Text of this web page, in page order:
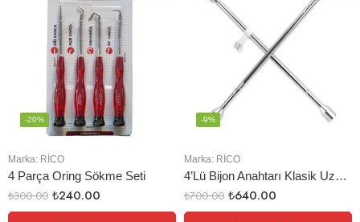
Marka: RİCO
4 Parça Oring Sökme Seti
-20%
₺300.00 ₺240.00
Marka: RİCO
4’Lü Bijon Anahtarı Klasik Uzun Tip
-9%
₺700.00 ₺640.00